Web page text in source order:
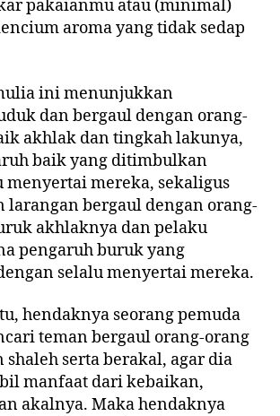
pakaianmu atau (minimal)
aroma yang tidak sedap
ini menunjukkan
dan bergaul dengan orang-
akhlak dan tingkah lakunya,
baik yang ditimbulkan
menyertai mereka, sekaligus
bergaul dengan orang-
akhlaknya dan pelaku
pengaruh buruk yang
selalu menyertai mereka.
hendaknya seorang pemuda
teman bergaul orang-orang
shaleh serta berakal, agar dia
manfaat dari kebaikan,
akalnya. Maka hendaknya